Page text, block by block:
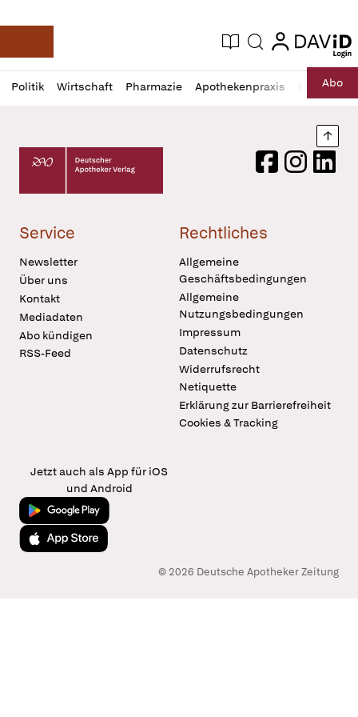
Deutsche Apotheker Zeitung
Aktuelle Ausgabe
Suche login
login
Politik Wirtschaft Pharmazie Apothekenpraxis RechtAbo
Profil
öffnen
Daz
Pur
Deutscher Apotheker Verlag Logo
FacebookInstagram
Service
Newsletter
Über uns
Kontakt
Mediadaten
Abo kündigen
RSS-Feed
Rechtliches
Allgemeine
Geschäftsbedingungen
Allgemeine
Nutzungsbedingungen
Impressum
Datenschutz
Widerrufsrecht
Netiquette
Erklärung zur Barrierefreiheit
Cookies & Tracking
Jetzt auch als App für iOS
und Android
Jetzt bei Google Play
Laden im App Store
© 2026 Deutsche Apotheker Zeitung